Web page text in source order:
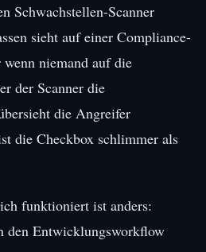
Schwachstellen-Scanner
sieht auf einer Compliance-
niemand auf die
der Scanner die
die Angreifer
die Checkbox schlimmer als
funktioniert ist anders:
den Entwicklungsworkflow